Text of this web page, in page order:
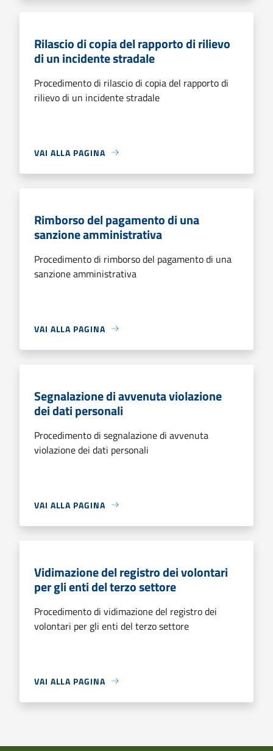
Rilascio di copia del rapporto di rilievo
di un incidente stradale
Procedimento di rilascio di copia del rapporto di
rilievo di un incidente stradale
VAI ALLA PAGINA
Rimborso del pagamento di una
sanzione amministrativa
Procedimento di rimborso del pagamento di una
sanzione amministrativa
VAI ALLA PAGINA
Segnalazione di avvenuta violazione
dei dati personali
Procedimento di segnalazione di avvenuta
violazione dei dati personali
VAI ALLA PAGINA
Vidimazione del registro dei volontari
per gli enti del terzo settore
Procedimento di vidimazione del registro dei
volontari per gli enti del terzo settore
VAI ALLA PAGINA